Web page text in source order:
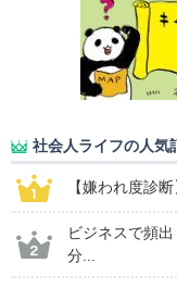
社会人ライフの人気
【嫌われ度診
ビジネスで頻
分...